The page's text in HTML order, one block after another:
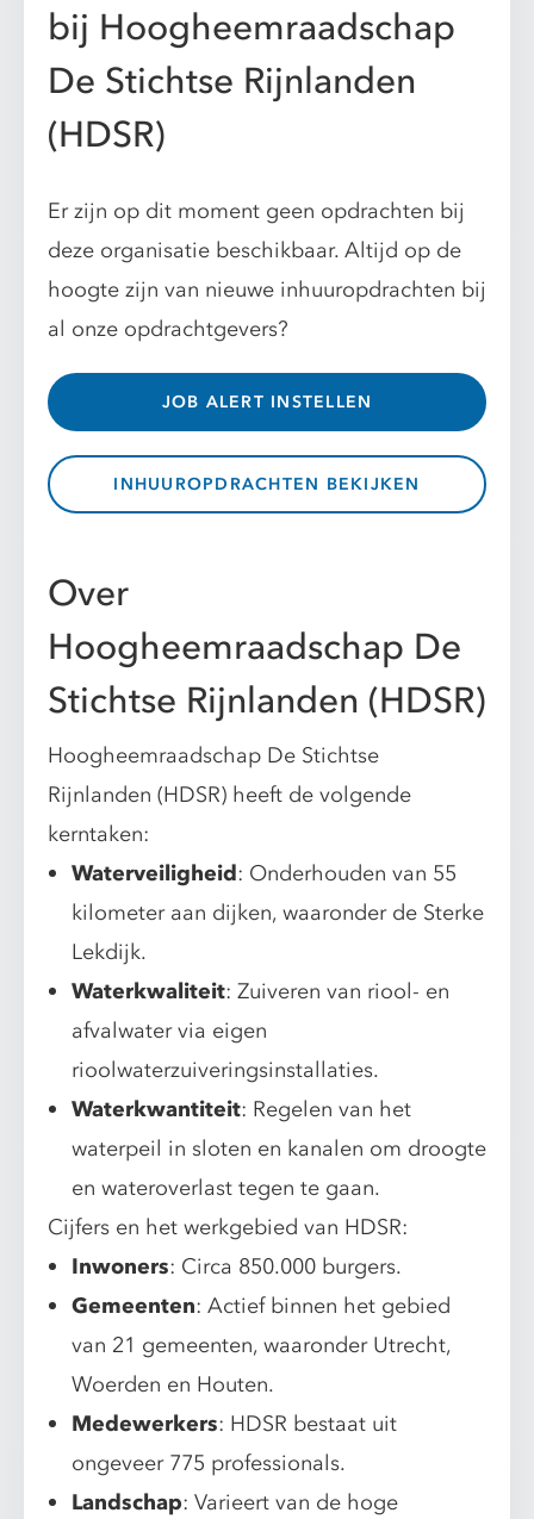
bij Hoogheemraadschap
De Stichtse Rijnlanden
(HDSR)
Er zijn op dit moment geen opdrachten bij
deze organisatie beschikbaar. Altijd op de
hoogte zijn van nieuwe inhuuropdrachten bij
al onze opdrachtgevers?
JOB ALERT INSTELLEN
INHUUROPDRACHTEN BEKIJKEN
Over
Hoogheemraadschap De
Stichtse Rijnlanden (HDSR)
Hoogheemraadschap De Stichtse
Rijnlanden (HDSR) heeft de volgende
kerntaken:
Waterveiligheid: Onderhouden van 55
kilometer aan dijken, waaronder de Sterke
Lekdijk.
Waterkwaliteit: Zuiveren van riool- en
afvalwater via eigen
rioolwaterzuiveringsinstallaties.
Waterkwantiteit: Regelen van het
waterpeil in sloten en kanalen om droogte
en wateroverlast tegen te gaan.
Cijfers en het werkgebied van HDSR:
Inwoners: Circa 850.000 burgers.
Gemeenten: Actief binnen het gebied
van 21 gemeenten, waaronder Utrecht,
Woerden en Houten.
Medewerkers: HDSR bestaat uit
ongeveer 775 professionals.
Landschap: Varieert van de hoge